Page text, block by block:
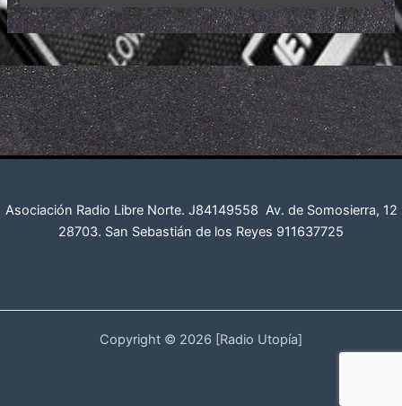
Asociación Radio Libre Norte. J84149558 Av. de Somosierra, 12
28703. San Sebastián de los Reyes 911637725
Copyright © 2026 [Radio Utopía]